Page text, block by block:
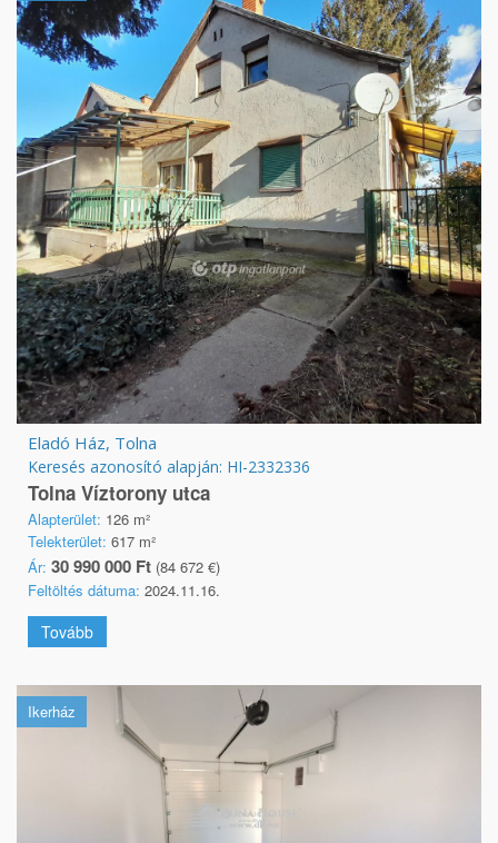
Eladó Ház, Tolna
Keresés azonosító alapján: HI-2332336
Tolna Víztorony utca
Alapterület: 126 m²
Telekterület: 617 m²
Ár: 30 990 000 Ft (84 672 €)
Feltöltés dátuma: 2024.11.16.
Tovább
Ikerház